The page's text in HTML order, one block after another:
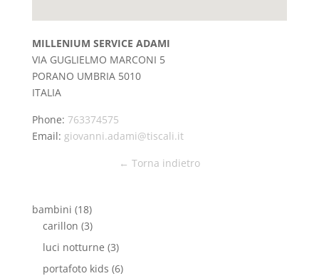
MILLENIUM SERVICE ADAMI
VIA GUGLIELMO MARCONI 5
PORANO UMBRIA 5010
ITALIA
Phone: 763374575
Email: giovanni.adami@tiscali.it
← Torna indietro
bambini (18)
carillon (3)
luci notturne (3)
portafoto kids (6)